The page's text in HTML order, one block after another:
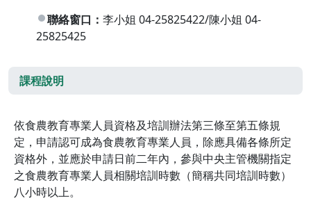
聯絡窗口： 李小姐 04-25825422/陳小姐 04-
25825425
課程說明
依食農教育專業人員資格及培訓辦法第三條至第五條規
定，申請認可成為食農教育專業人員，除應具備各條所定
資格外，並應於申請日前二年內，參與中央主管機關指定
之食農教育專業人員相關培訓時數（簡稱共同培訓時數）
八小時以上。